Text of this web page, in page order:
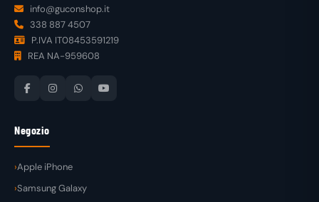
info@guconshop.it
338 887 4507
P.IVA IT08453591219
REA NA-959608
Negozio
Apple iPhone
Samsung Galaxy